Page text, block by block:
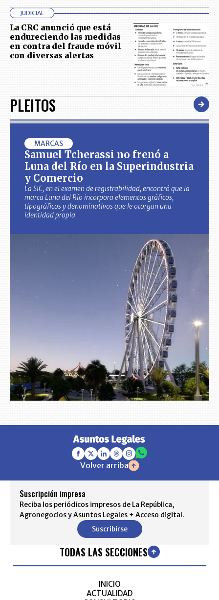
JUDICIAL
La CRC anunció que está
endureciendo las medidas
en contra del fraude móvil
con diversas alertas
PLEITOS
MARCAS
Samuel Tcherassi no frenó a
Luna del Río en la Superindustria
y Comercio
La SIC, en el examen de registrabilidad, encontró que la
marca Luna del Río incorpora elementos gráficos,
tipográficos y denominativos que le otorgan una
identidad propia
Volver arriba
Suscripción impresa
Reciba los periódicos impresos de La República,
Agronegocios y Asuntos Legales + Acceso digital.
Suscribirse
TODAS LAS SECCIONES
INICIO
ACTUALIDAD